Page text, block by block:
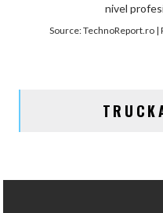
nivel
Source:TechnoReport.ro|